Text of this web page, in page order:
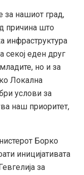
за нашиот град,
причина што
инфраструктура
секој еден друг
но и за
Локална
услови за
наш приоритет,
Борко
иницијативата
за